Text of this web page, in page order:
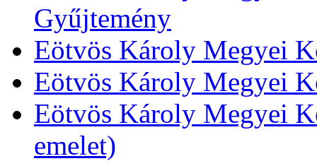
Gyűjtemény
Eötvös Károly Megyei
Eötvös Károly Megyei
Eötvös Károly Megyei
emelet)